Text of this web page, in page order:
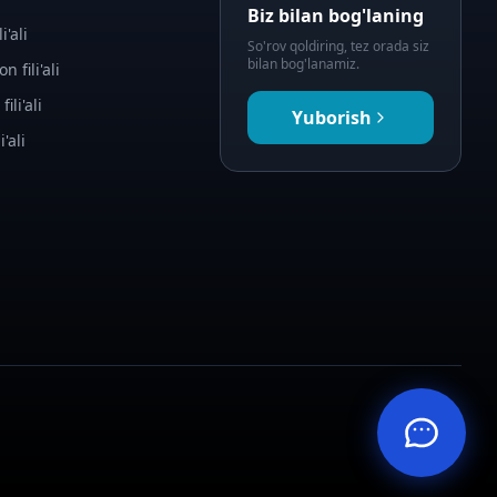
fili'ali
fili'ali
Biz bilan bog'laning
So'rov qoldiring, tez orada siz
bilan bog'lanamiz.
Yuborish